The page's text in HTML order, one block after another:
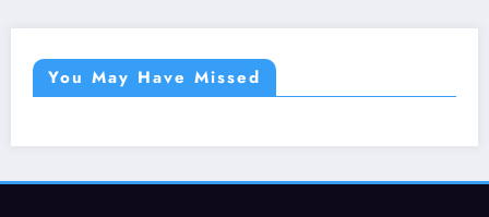
You May Have Missed